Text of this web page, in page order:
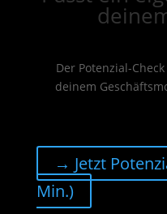
Der Potenzial-
deinem
→ Jetzt
Min.)